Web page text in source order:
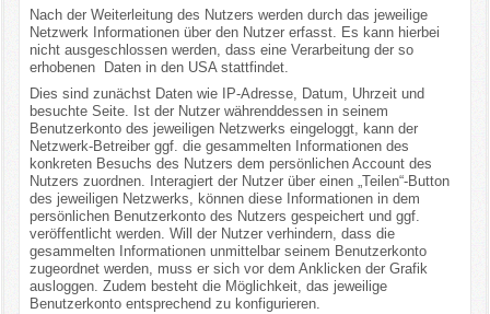
Nach der Weiterleitung des Nutzers werden durch das jeweilige
Netzwerk Informationen über den Nutzer erfasst. Es kann hierbei
nicht ausgeschlossen werden, dass eine Verarbeitung der so
erhobenen Daten in den USA stattfindet.
Dies sind zunächst Daten wie IP-Adresse, Datum, Uhrzeit und
besuchte Seite. Ist der Nutzer währenddessen in seinem
Benutzerkonto des jeweiligen Netzwerks eingeloggt, kann der
Netzwerk-Betreiber ggf. die gesammelten Informationen des
konkreten Besuchs des Nutzers dem persönlichen Account des
Nutzers zuordnen. Interagiert der Nutzer über einen „Teilen“-Button
des jeweiligen Netzwerks, können diese Informationen in dem
persönlichen Benutzerkonto des Nutzers gespeichert und ggf.
veröffentlicht werden. Will der Nutzer verhindern, dass die
gesammelten Informationen unmittelbar seinem Benutzerkonto
zugeordnet werden, muss er sich vor dem Anklicken der Grafik
ausloggen. Zudem besteht die Möglichkeit, das jeweilige
Benutzerkonto entsprechend zu konfigurieren.